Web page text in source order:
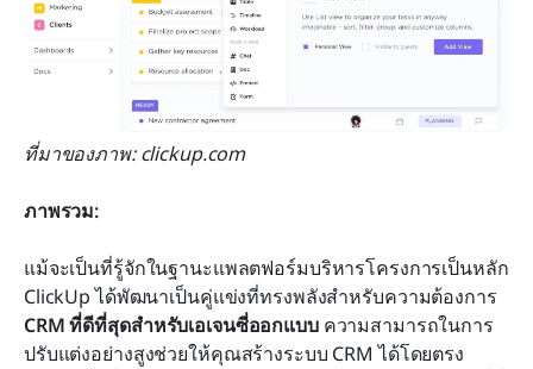
ที่มาของภาพ: clickup.com
ภาพรวม:
แม้จะเป็นที่รู้จักในฐานะแพลตฟอร์มบริหารโครงการเป็นหลัก
CRM ที่ดีที่สุดสำหรับเอเจนซี่ออกแบบ ความสามารถในการ
ปรับแต่งอย่างสูงช่วยให้คุณสร้างระบบ CRM ได้โดยตรง